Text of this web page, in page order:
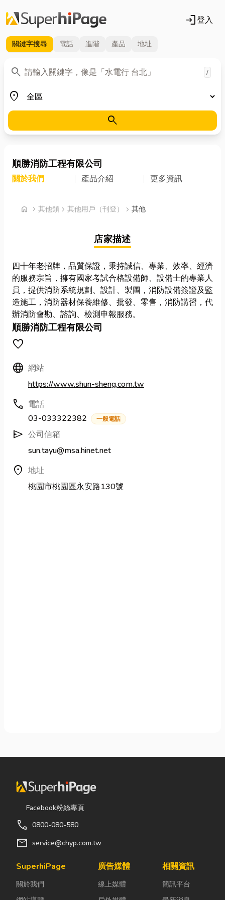
login登入
關鍵字搜尋 電話 進階 產品 地址
search
關鍵字 /
place
地區
search
順勝消防工程有限公司
關於我們 產品介紹 更多資訊
home chevron_right 首頁
其他類 chevron_right 其他用戶（刊登） chevron_right 其他
店家描述
四十年老招牌，品質保證，秉持誠信、專業、效率、經濟
的服務宗旨，擁有國家考試合格設備師、設備士的專業人
員，提供消防系統規劃、設計、製圖，消防設備簽證及監
造施工，消防器材保養維修、批發、零售，消防講習，代
辦消防會勘、諮詢、檢測申報服務。
順勝消防工程有限公司
favorite
Language 網站
https://www.shun-sheng.com.tw
call 電話
03-033322382
一般電話
send 公司信箱
sun.tayu@msa.hinet.net
location_on 地址
桃園市桃園區永安路130號
Facebook粉絲專頁
call 0800-080-580
mail service@chyp.com.tw
SuperhiPage
關於我們
廣告媒體
線上媒體
相關資訊
簡訊平台